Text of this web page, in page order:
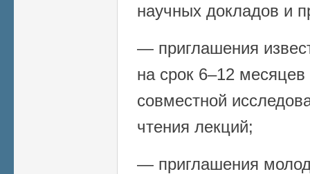
научных докладов и
— приглашения
на срок 6–12
совместной
чтения лекций;
— приглашения